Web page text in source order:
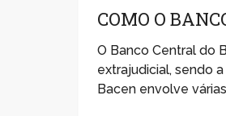
COMO O
O Banco Central do
extrajudicial, sendo
Bacen envolve